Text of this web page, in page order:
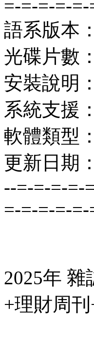
=-=-=-=-
語系版本
光碟片數
安裝說明
系統支援
軟體類型
更新日期
--=-=-=-=-
=-=-=-=-
2025年
+理財周